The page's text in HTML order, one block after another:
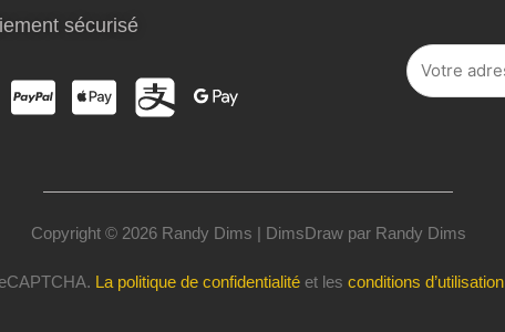
sécurisé
Copyright © 2026 Randy Dims | DimsDraw par Randy Dims
La politique de confidentialité et les conditions d’utilisation